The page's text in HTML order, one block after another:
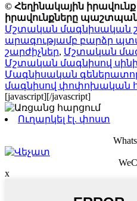
© Հեղինակային իրավունք -
իրավունքները
Մշտական ​​մագնիսական
արագությամբ բարձր
շարժիչներ, Մշտական
Մշտական ​​մագնիսով
Մագնիսական
մագնիսով փոփոխական
[javascript][/javascript]
Ուղարկել էլ. փոստ
x